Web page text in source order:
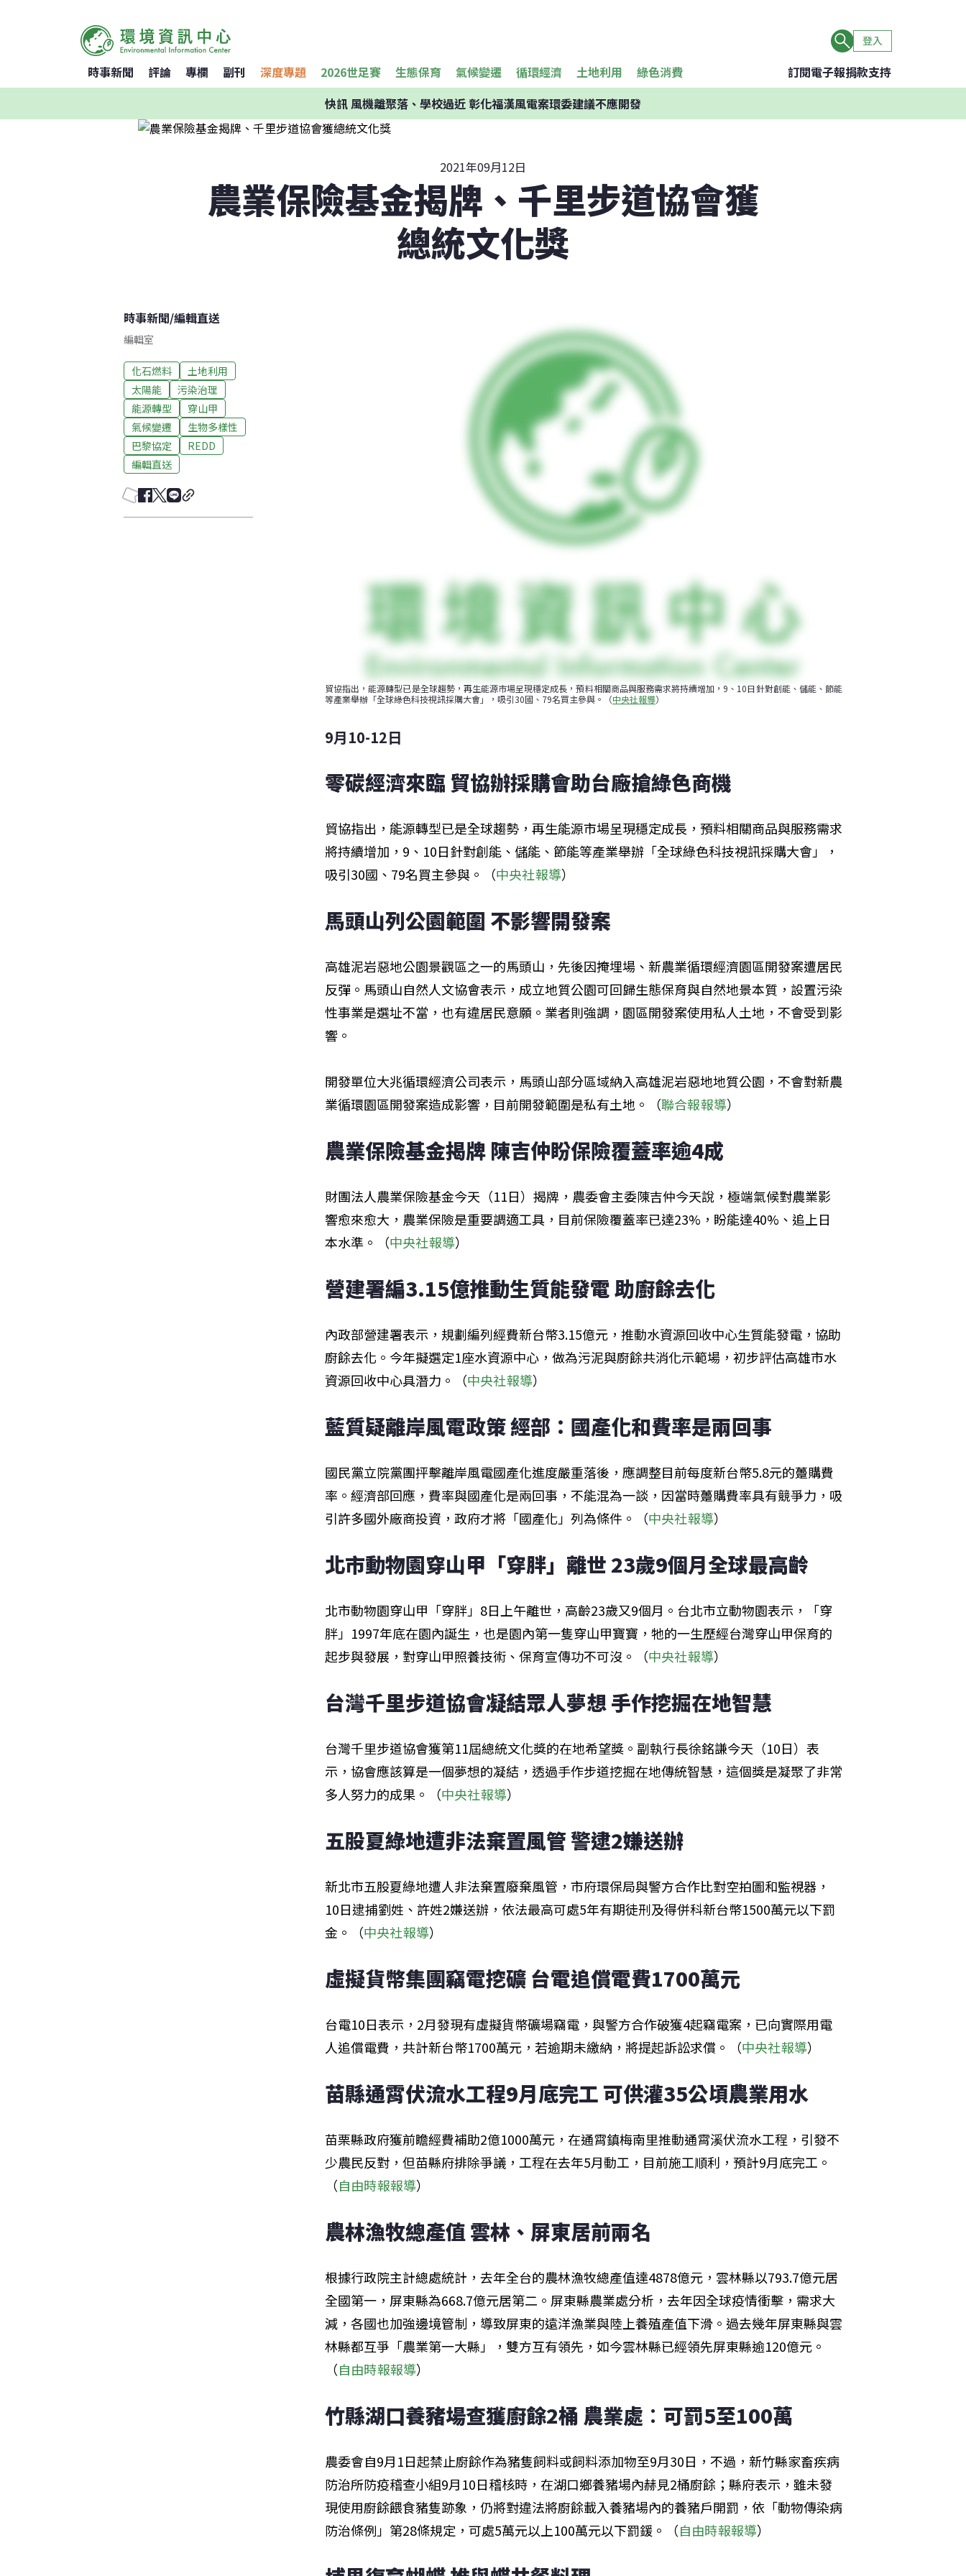
登入
時事新聞 評論 專欄 副刊 深度專題 2026世足賽 生態保育 氣候變遷 循環經濟 土地利用 綠色消費 訂閱電子報捐款支持
快訊風機離聚落、學校過近 彰化福漢風電案環委建議不應開發
2021年09月12日
農業保險基金揭牌、千里步道協會獲
總統文化獎
時事新聞/編輯直送
編輯室
化石燃料
土地利用
太陽能
污染治理
能源轉型
穿山甲
氣候變遷
生物多樣性
巴黎協定
REDD
編輯直送
貿協指出，能源轉型已是全球趨勢，再生能源市場呈現穩定成長，預料相關商品與服務需求將持續增加，9、10日針對創能、儲能、節能
等產業舉辦「全球綠色科技視訊採購大會」，吸引30國、79名買主參與。（中央社報導）
9月10-12日
零碳經濟來臨 貿協辦採購會助台廠搶綠色商機
貿協指出，能源轉型已是全球趨勢，再生能源市場呈現穩定成長，預料相關商品與服務需求
將持續增加，9、10日針對創能、儲能、節能等產業舉辦「全球綠色科技視訊採購大會」，
吸引30國、79名買主參與。（中央社報導）
馬頭山列公園範圍 不影響開發案
高雄泥岩惡地公園景觀區之一的馬頭山，先後因掩埋場、新農業循環經濟園區開發案遭居民
反彈。馬頭山自然人文協會表示，成立地質公園可回歸生態保育與自然地景本質，設置污染
性事業是選址不當，也有違居民意願。業者則強調，園區開發案使用私人土地，不會受到影
響。
開發單位大兆循環經濟公司表示，馬頭山部分區域納入高雄泥岩惡地地質公園，不會對新農
業循環園區開發案造成影響，目前開發範圍是私有土地。（聯合報報導）
農業保險基金揭牌 陳吉仲盼保險覆蓋率逾4成
財團法人農業保險基金今天（11日）揭牌，農委會主委陳吉仲今天說，極端氣候對農業影
響愈來愈大，農業保險是重要調適工具，目前保險覆蓋率已達23%，盼能達40%、追上日
本水準。（中央社報導）
營建署編3.15億推動生質能發電 助廚餘去化
內政部營建署表示，規劃編列經費新台幣3.15億元，推動水資源回收中心生質能發電，協助
廚餘去化。今年擬選定1座水資源中心，做為污泥與廚餘共消化示範場，初步評估高雄市水
資源回收中心具潛力。（中央社報導）
藍質疑離岸風電政策 經部：國產化和費率是兩回事
國民黨立院黨團抨擊離岸風電國產化進度嚴重落後，應調整目前每度新台幣5.8元的躉購費
率。經濟部回應，費率與國產化是兩回事，不能混為一談，因當時躉購費率具有競爭力，吸
引許多國外廠商投資，政府才將「國產化」列為條件。（中央社報導）
北市動物園穿山甲「穿胖」離世 23歲9個月全球最高齡
北市動物園穿山甲「穿胖」8日上午離世，高齡23歲又9個月。台北市立動物園表示，「穿
胖」1997年底在園內誕生，也是園內第一隻穿山甲寶寶，牠的一生歷經台灣穿山甲保育的
起步與發展，對穿山甲照養技術、保育宣傳功不可沒。（中央社報導）
台灣千里步道協會凝結眾人夢想 手作挖掘在地智慧
台灣千里步道協會獲第11屆總統文化獎的在地希望獎。副執行長徐銘謙今天（10日）表
示，協會應該算是一個夢想的凝結，透過手作步道挖掘在地傳統智慧，這個獎是凝聚了非常
多人努力的成果。（中央社報導）
五股夏綠地遭非法棄置風管 警逮2嫌送辦
新北市五股夏綠地遭人非法棄置廢棄風管，市府環保局與警方合作比對空拍圖和監視器，
10日逮捕劉姓、許姓2嫌送辦，依法最高可處5年有期徒刑及得併科新台幣1500萬元以下罰
金。（中央社報導）
虛擬貨幣集團竊電挖礦 台電追償電費1700萬元
台電10日表示，2月發現有虛擬貨幣礦場竊電，與警方合作破獲4起竊電案，已向實際用電
人追償電費，共計新台幣1700萬元，若逾期未繳納，將提起訴訟求償。（中央社報導）
苗縣通霄伏流水工程9月底完工 可供灌35公頃農業用水
苗栗縣政府獲前瞻經費補助2億1000萬元，在通霄鎮梅南里推動通霄溪伏流水工程，引發不
少農民反對，但苗縣府排除爭議，工程在去年5月動工，目前施工順利，預計9月底完工。
（自由時報報導）
農林漁牧總產值 雲林、屏東居前兩名
根據行政院主計總處統計，去年全台的農林漁牧總產值達4878億元，雲林縣以793.7億元居
全國第一，屏東縣為668.7億元居第二。屏東縣農業處分析，去年因全球疫情衝擊，需求大
減，各國也加強邊境管制，導致屏東的遠洋漁業與陸上養殖產值下滑。過去幾年屏東縣與雲
林縣都互爭「農業第一大縣」，雙方互有領先，如今雲林縣已經領先屏東縣逾120億元。
（自由時報報導）
竹縣湖口養豬場查獲廚餘2桶 農業處︰可罰5至100萬
農委會自9月1日起禁止廚餘作為豬隻飼料或飼料添加物至9月30日，不過，新竹縣家畜疾病
防治所防疫稽查小組9月10日稽核時，在湖口鄉養豬場內赫見2桶廚餘；縣府表示，雖未發
現使用廚餘餵食豬隻跡象，仍將對違法將廚餘載入養豬場內的養豬戶開罰，依「動物傳染病
防治條例」第28條規定，可處5萬元以上100萬元以下罰鍰。（自由時報報導）